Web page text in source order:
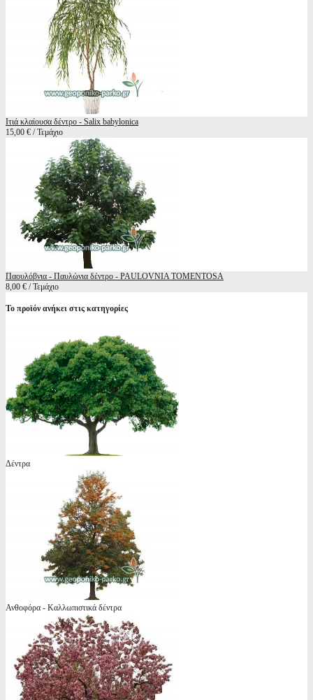
Ιτιά κλαίουσα δέντρο - Salix babylonica
15,00 € / Τεμάχιο
Παουλόβνια - Παυλώνια δέντρο - PAULOVNIA TOMENTOSA
8,00 € / Τεμάχιο
Το προϊόν ανήκει στις κατηγορίες
Δέντρα
Ανθοφόρα - Καλλωπιστικά δέντρα